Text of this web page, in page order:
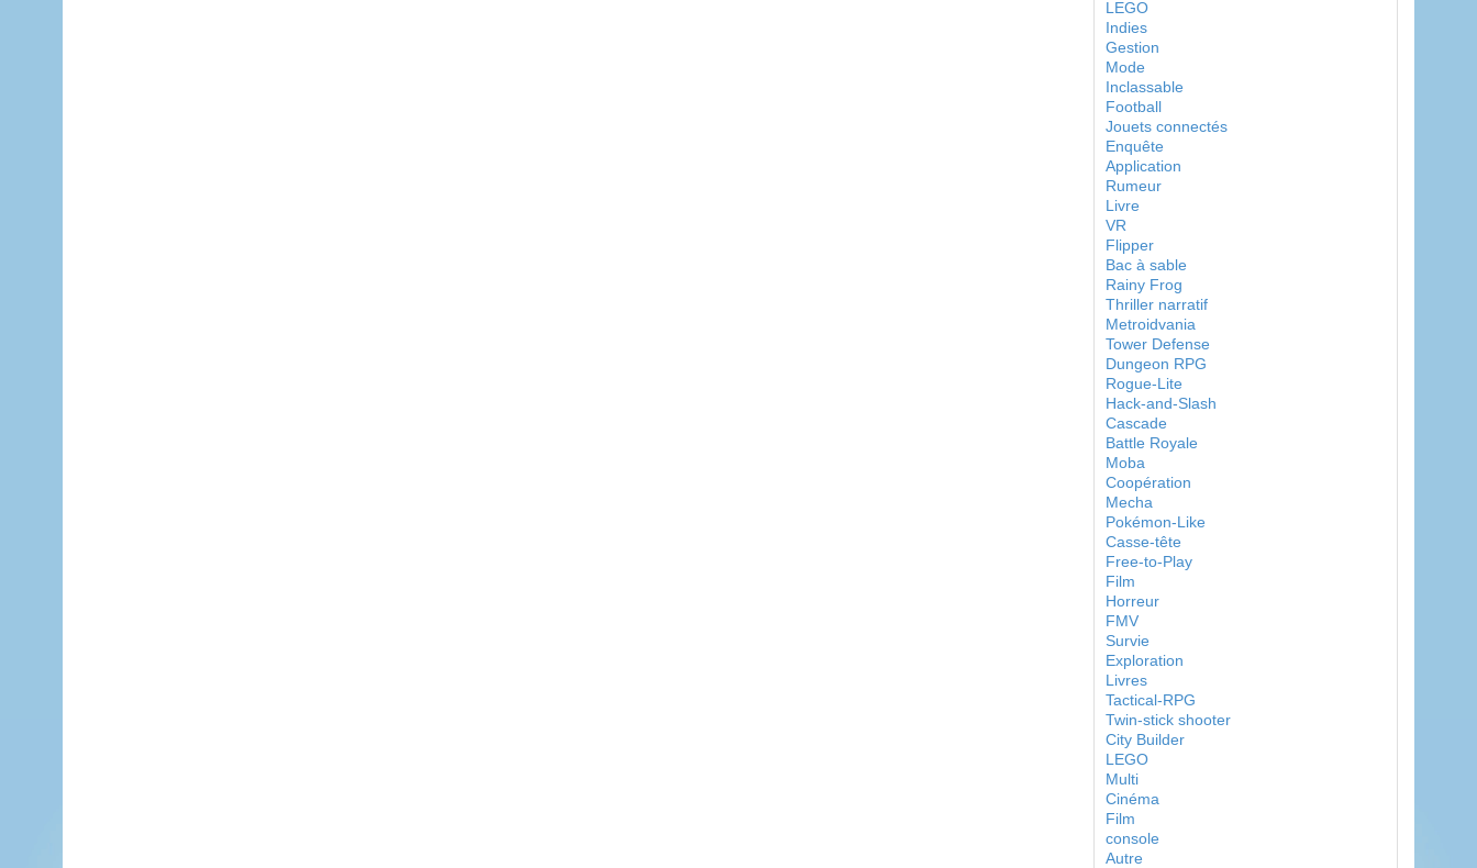
LEGO
Indies
Gestion
Mode
Inclassable
Football
Jouets connectés
Enquête
Application
Rumeur
Livre
VR
Flipper
Bac à sable
Rainy Frog
Thriller narratif
Metroidvania
Tower Defense
Dungeon RPG
Rogue-Lite
Hack-and-Slash
Cascade
Battle Royale
Moba
Coopération
Mecha
Pokémon-Like
Casse-tête
Free-to-Play
Film
Horreur
FMV
Survie
Exploration
Livres
Tactical-RPG
Twin-stick shooter
City Builder
LEGO
Multi
Cinéma
Film
console
Autre